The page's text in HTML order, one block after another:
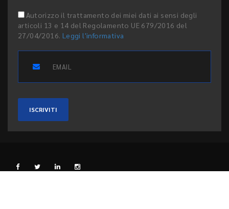
Autorizzo il trattamento dei miei dati ai sensi degli
articoli 13 e 14 del Regolamento UE 679/2016 del
27/04/2016. Leggi l'informativa
ISCRIVITI